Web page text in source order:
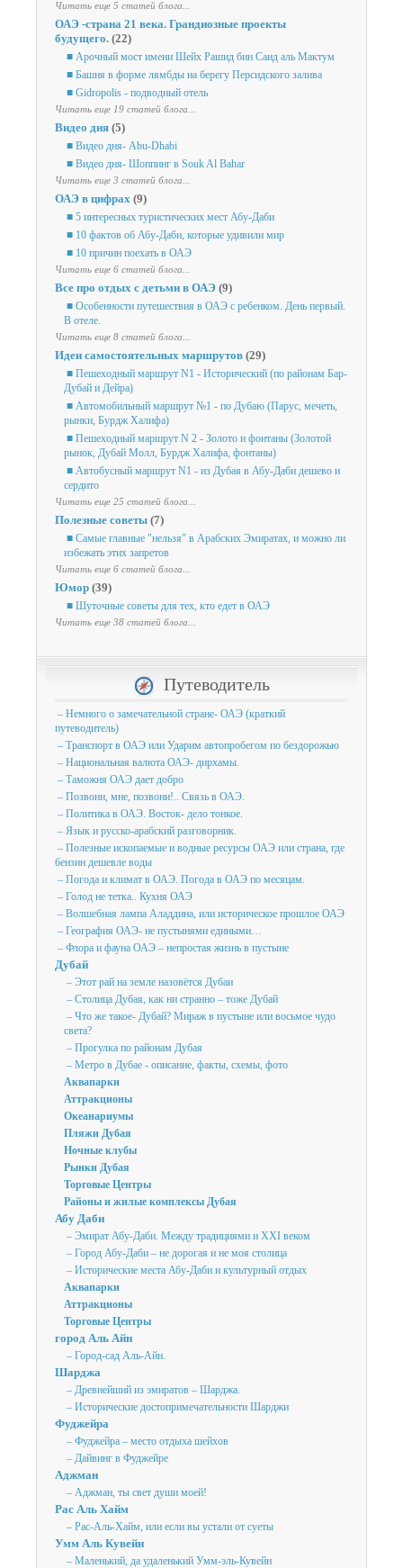
Читать еще 5 статей блога...
ОАЭ -страна 21 века. Грандиозные проекты
будущего. (22)
■ Арочный мост имени Шейх Рашид бин Саид аль Мактум
■ Башня в форме лямбды на берегу Персидского залива
■ Gidropolis - подводный отель
Читать еще 19 статей блога...
Видео дня (5)
■ Видео дня- Abu-Dhabi
■ Видео дня- Шоппинг в Souk Al Bahar
Читать еще 3 статей блога...
ОАЭ в цифрах (9)
■ 5 интересных туристических мест Абу-Даби
■ 10 фактов об Абу-Даби, которые удивили мир
■ 10 причин поехать в ОАЭ
Читать еще 6 статей блога...
Все про отдых с детьми в ОАЭ (9)
■ Особенности путешествия в ОАЭ с ребенком. День первый.
В отеле.
Читать еще 8 статей блога...
Идеи самостоятельных маршрутов (29)
■ Пешеходный маршрут N1 - Исторический (по районам Бар-
Дубай и Дейра)
■ Автомобильный маршрут №1 - по Дубаю (Парус, мечеть,
рынки, Бурдж Халифа)
■ Пешеходный маршрут N 2 - Золото и фонтаны (Золотой
рынок, Дубай Молл, Бурдж Халифа, фонтаны)
■ Автобусный маршрут N1 - из Дубая в Абу-Даби дешево и
сердито
Читать еще 25 статей блога...
Полезные советы (7)
■ Самые главные "нельзя" в Арабских Эмиратах, и можно ли
избежать этих запретов
Читать еще 6 статей блога...
Юмор (39)
■ Шуточные советы для тех, кто едет в ОАЭ
Читать еще 38 статей блога...
Путеводитель
– Немного о замечательной стране- ОАЭ (краткий
путеводитель)
– Транспорт в ОАЭ или Ударим автопробегом по бездорожью
– Национальная валюта ОАЭ- дирхамы.
– Таможня ОАЭ дает добро
– Позвони, мне, позвони!.. Связь в ОАЭ.
– Политика в ОАЭ. Восток- дело тонкое.
– Язык и русско-арабский разговорник.
– Полезные ископаемые и водные ресурсы ОАЭ или страна, где
бензин дешевле воды
– Погода и климат в ОАЭ. Погода в ОАЭ по месяцам.
– Голод не тетка.. Кухня ОАЭ
– Волшебная лампа Аладдина, или историческое прошлое ОАЭ
– География ОАЭ- не пустынями едиными…
– Флора и фауна ОАЭ – непростая жизнь в пустыне
Дубай
– Этот рай на земле назовётся Дубаи
– Столица Дубая, как ни странно – тоже Дубай
– Что же такое- Дубай? Мираж в пустыне или восьмое чудо
света?
– Прогулка по районам Дубая
– Метро в Дубае - описание, факты, схемы, фото
Аквапарки
Аттракционы
Океанариумы
Пляжи Дубая
Ночные клубы
Рынки Дубая
Торговые Центры
Районы и жилые комплексы Дубая
Абу Даби
– Эмират Абу-Даби. Между традициями и XXI веком
– Город Абу-Даби – не дорогая и не моя столица
– Исторические места Абу-Даби и культурный отдых
Аквапарки
Аттракционы
Торговые Центры
город Аль Айн
– Город-сад Аль-Айн.
Шарджа
– Древнейший из эмиратов – Шарджа.
– Исторические достопримечательности Шарджи
Фуджейра
– Фуджейра – место отдыха шейхов
– Дайвинг в Фуджейре
Аджман
– Аджман, ты свет души моей!
Рас Аль Хайм
– Рас-Аль-Хайм, или если вы устали от суеты
Умм Аль Кувейн
– Маленький, да удаленький Умм-эль-Кувейн